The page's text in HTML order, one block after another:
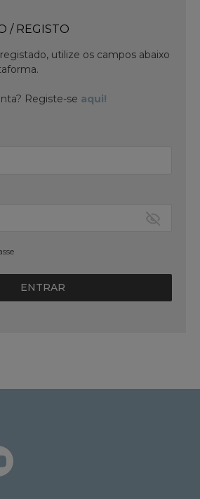
/ REGISTO
utilize os campos abaixo
Registe-se aqui!
ENTRAR